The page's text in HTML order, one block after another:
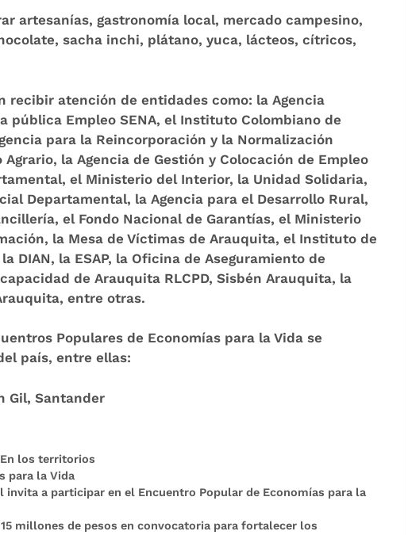
artesanías, gastronomía local, mercado campesino,
sacha inchi, plátano, yuca, lácteos, cítricos,
recibir atención de entidades como: la Agencia
pública Empleo SENA, el Instituto Colombiano de
para la Reincorporación y la Normalización
Agrario, la Agencia de Gestión y Colocación de Empleo
el Ministerio del Interior, la Unidad Solidaria,
Departamental, la Agencia para el Desarrollo Rural,
el Fondo Nacional de Garantías, el Ministerio
la Mesa de Víctimas de Arauquita, el Instituto de
DIAN, la ESAP, la Oficina de Aseguramiento de
de Arauquita RLCPD, Sisbén Arauquita, la
entre otras.
Populares de Economías para la Vida se
país, entre ellas:
Gil, Santander
En los territorios
para la Vida
invita a participar en el Encuentro Popular de Economías para la
millones de pesos en convocatoria para fortalecer los